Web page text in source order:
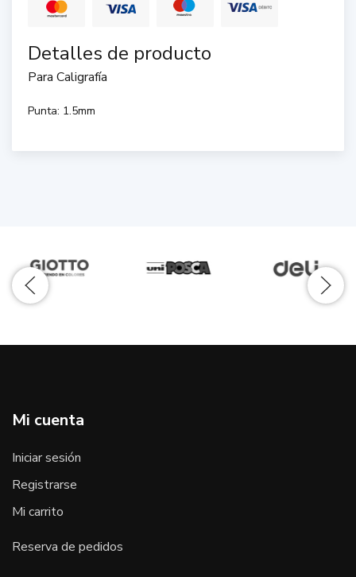
Detalles de producto
Para Caligrafía
Punta: 1.5mm
Mi cuenta
Iniciar sesión
Registrarse
Mi carrito
Reserva de pedidos